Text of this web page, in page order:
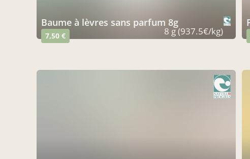
baume à lèvres sans parfum 8g
7,50 € 8 g (937.5€/kg)